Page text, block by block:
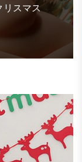
リスマス